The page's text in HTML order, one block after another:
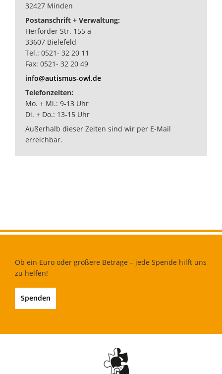
32427 Minden
Postanschrift + Verwaltung:
Herforder Str. 155 a
33607 Bielefeld
Tel.: 0521- 32 20 11
Fax: 0521- 32 20 49
info@autismus-owl.de
Telefonzeiten:
Mo. + Mi.: 9-13 Uhr
Di. + Do.: 13-15 Uhr
Außerhalb dieser Zeiten sind wir per E-Mail
erreichbar.
Ob ein Euro oder größere Beträge – jede Spende hilft uns
zu helfen!
Spenden